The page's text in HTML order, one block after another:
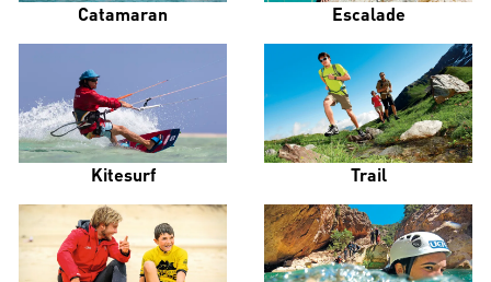
Catamaran Escalade
Kitesurf Trail